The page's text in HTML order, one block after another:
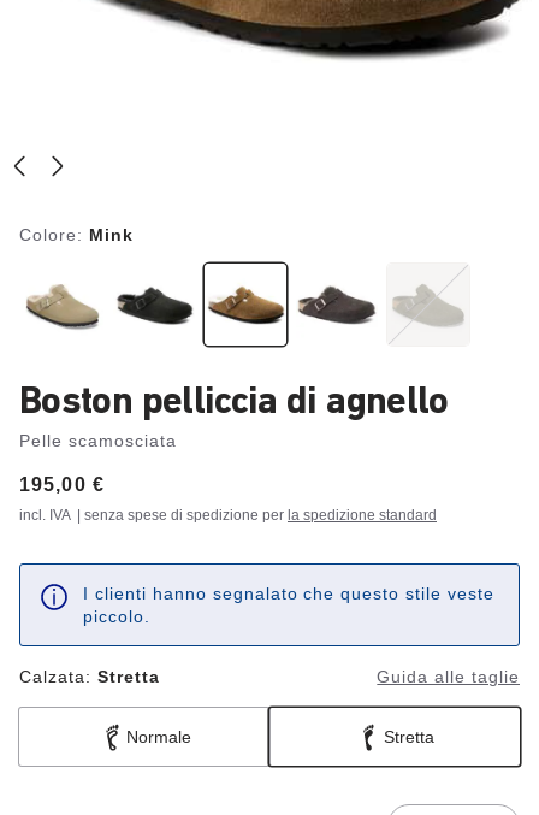
Colore: Mink
Boston pelliccia di agnello
Pelle scamosciata
Price:
195,00 €
incl. IVA | senza spese di spedizione per la spedizione standard
I clienti hanno segnalato che questo stile veste
piccolo.
Calzata: Stretta Guida alle taglie
Normale Stretta